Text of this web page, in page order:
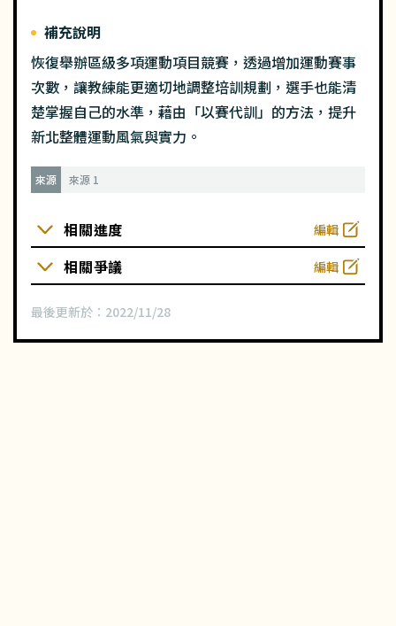
補充說明
恢復舉辦區級多項運動項目競賽，透過增加運動賽事
次數，讓教練能更適切地調整培訓規劃，選手也能清
楚掌握自己的水準，藉由「以賽代訓」的方法，提升
新北整體運動風氣與實力。
來源 來源 1
相關進度 編輯
相關爭議 編輯
最後更新於： 2022/11/28